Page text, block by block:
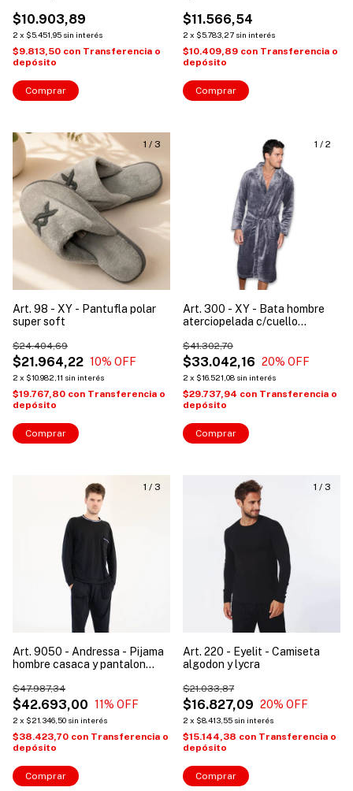
$10.903,89
2 x $5.451,95 sin interés
$9.813,50 con Transferencia o
depósito
Comprar
$11.566,54
2 x $5.783,27 sin interés
$10.409,89 con Transferencia o
depósito
Comprar
1 / 3
Art. 98 - XY - Pantufla polar
super soft
$21.964,22
$24.404,69
10% OFF
2 x $10.982,11 sin interés
$19.767,80 con Transferencia o
depósito
Comprar
1 / 2
Art. 300 - XY - Bata hombre
aterciopelada c/cuello
$33.042,16
$41.302,70
20% OFF
2 x $16.521,08 sin interés
$29.737,94 con Transferencia o
depósito
Comprar
1 / 3
Art. 9050 - Andressa - Pijama
hombre casaca y pantalon
$42.693,00
$47.987,34
11% OFF
2 x $21.346,50 sin interés
$38.423,70 con Transferencia o
depósito
Comprar
1 / 3
Art. 220 - Eyelit - Camiseta
algodon y lycra
$16.827,09
$21.033,87
20% OFF
2 x $8.413,55 sin interés
$15.144,38 con Transferencia o
depósito
Comprar